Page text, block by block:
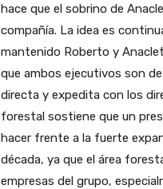
hace que el sobrino de
compañía. La idea es
mantenido Roberto y
que ambos ejecutivos son
directa y expedita con los
forestal sostiene que un
hacer frente a la fuerte
década, ya que el área
empresas del grupo,